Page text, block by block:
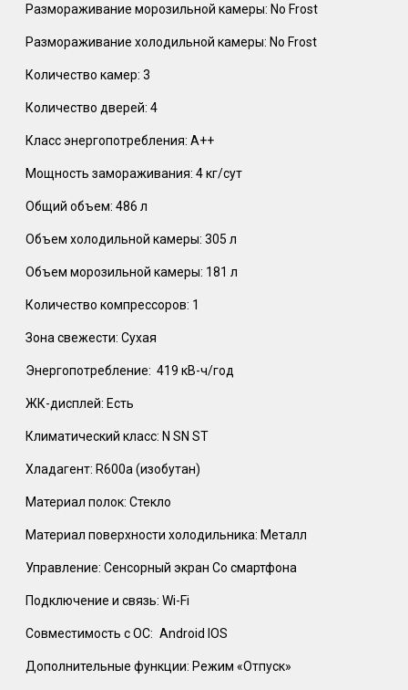
Размораживание морозильной камеры: No Frost
Размораживание холодильной камеры: No Frost
Количество камер: 3
Количество дверей: 4
Класс энергопотребления: A++
Мощность замораживания: 4 кг/сут
Общий объем: 486 л
Объем холодильной камеры: 305 л
Объем морозильной камеры: 181 л
Количество компрессоров: 1
Зона свежести: Сухая
Энергопотребление: 419 кВ-ч/год
ЖК-дисплей: Есть
Климатический класс: N SN ST
Хладагент: R600a (изобутан)
Материал полок: Стекло
Материал поверхности холодильника: Металл
Управление: Сенсорный экран Со смартфона
Подключение и связь: Wi-Fi
Совместимость с ОС: Android IOS
Дополнительные функции: Режим «Отпуск»